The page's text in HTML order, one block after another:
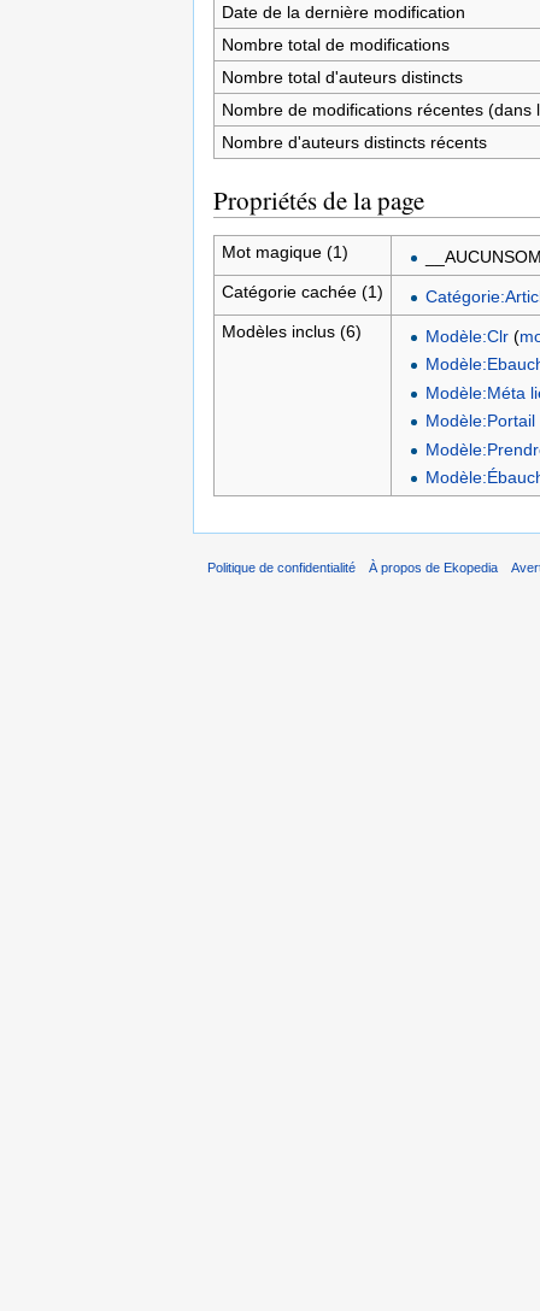
Date de la dernière modification
Nombre total de modifications
Nombre total d'auteurs distincts
Nombre de modifications récentes (dans
Nombre d'auteurs distincts récents
Propriétés de la page
Mot magique (1)
Catégorie cachée (1)
Modèles inclus (6)
Modèle:Clr(
Modèle:Méta
Politique de confidentialité À propos de Ekopedia